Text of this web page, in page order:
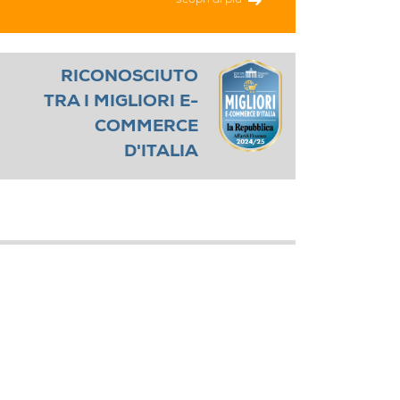
RICONOSCIUTO
TRA I MIGLIORI E-
COMMERCE
D'ITALIA